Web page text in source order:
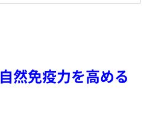
自然免疫力を高める